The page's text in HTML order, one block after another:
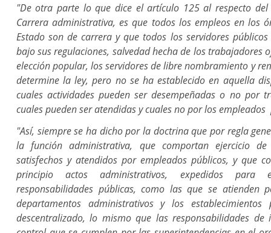
"De otra parte lo que dice el artículo 125 al respecto
Carrera administrativa, es que todos los empleos en los
Estado son de carrera y que todos los servidores
bajo sus regulaciones, salvedad hecha de los trabajadores
elección popular, los servidores de libre nombramiento y
determine la ley, pero no se ha establecido en aquella
cuales actividades pueden ser desempeñadas o no por
cuales pueden ser atendidas y cuales no por los
"Así, siempre se ha dicho por la doctrina que por regla
la función administrativa, que comportan ejercicio
satisfechos y atendidos por empleados públicos, y que
principio actos administrativos, expedidos para
responsabilidades públicas, como las que se atienden
departamentos administrativos y los
descentralizado, lo mismo que las responsabilidades de